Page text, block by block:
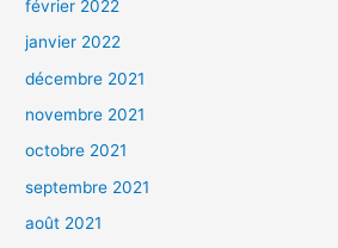
février 2022
janvier 2022
décembre 2021
novembre 2021
octobre 2021
septembre 2021
août 2021